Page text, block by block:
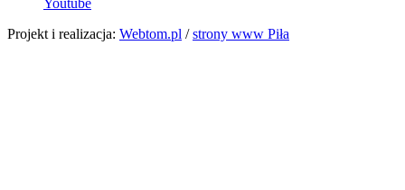
Projekt i realizacja: Webtom.pl / strony www Piła